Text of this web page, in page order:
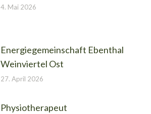
4. Mai 2026
Energiegemeinschaft Ebenthal
Weinviertel Ost
27. April 2026
Physiotherapeut